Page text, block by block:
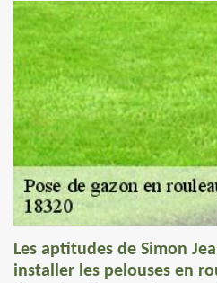
Les aptitudes de Simon
installer les pelouses en